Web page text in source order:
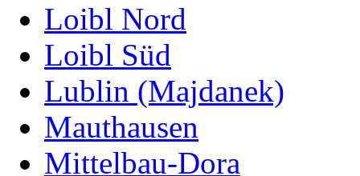
Loibl Nord
Loibl Süd
Lublin (Majdanek)
Mauthausen
Mittelbau-Dora